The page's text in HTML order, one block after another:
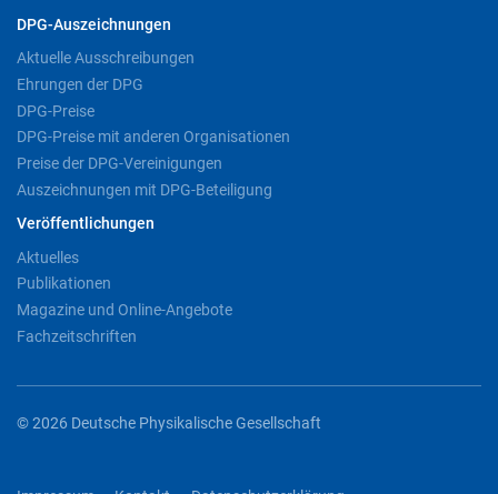
DPG-Auszeichnungen
Aktuelle Ausschreibungen
Ehrungen der DPG
DPG-Preise
DPG-Preise mit anderen Organisationen
Preise der DPG-Vereinigungen
Auszeichnungen mit DPG-Beteiligung
Veröffentlichungen
Aktuelles
Publikationen
Magazine und Online-Angebote
Fachzeitschriften
© 2026 Deutsche Physikalische Gesellschaft